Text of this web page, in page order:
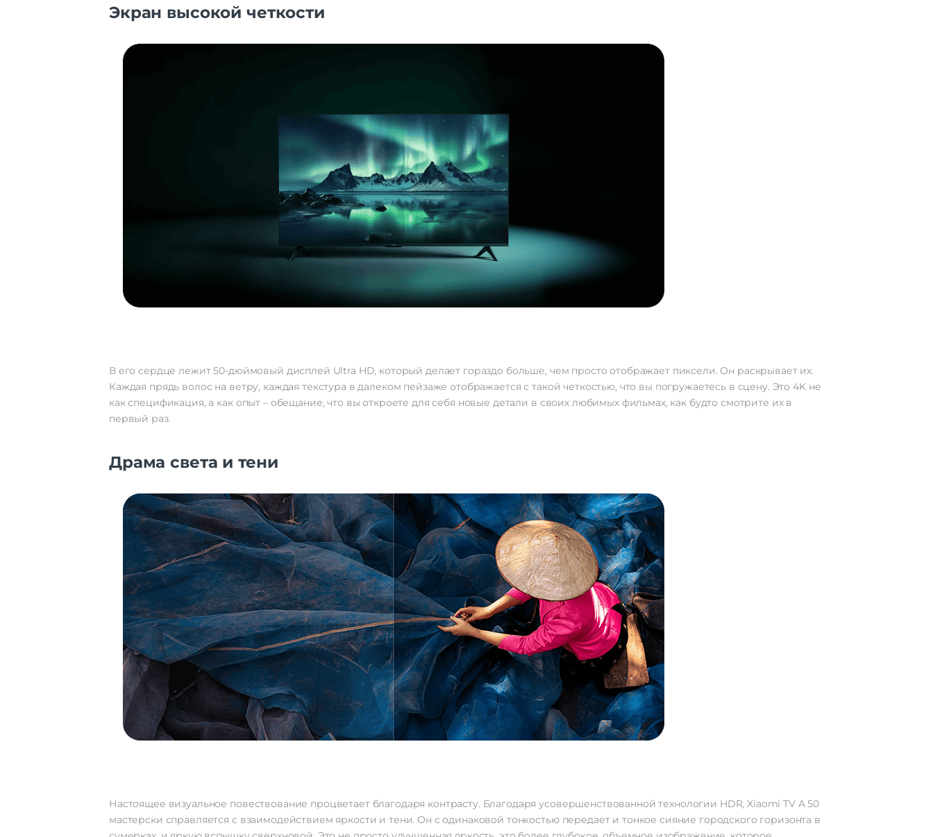
Экран высокой четкости
В его сердце лежит 50-дюймовый дисплей Ultra HD, который делает гораздо больше, чем просто отображает пиксели. Он раскрывает их.
Каждая прядь волос на ветру, каждая текстура в далеком пейзаже отображается с такой четкостью, что вы погружаетесь в сцену. Это 4K не
как спецификация, а как опыт – обещание, что вы откроете для себя новые детали в своих любимых фильмах, как будто смотрите их в
первый раз.
Драма света и тени
Настоящее визуальное повествование процветает благодаря контрасту. Благодаря усовершенствованной технологии HDR, Xiaomi TV A 50
мастерски справляется с взаимодействием яркости и тени. Он с одинаковой тонкостью передает и тонкое сияние городского горизонта в